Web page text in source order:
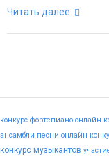
Читать далее
конкурс фортепиано онлайн
ансамбли песни онлайн
конкурс музыкантов